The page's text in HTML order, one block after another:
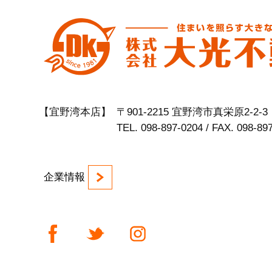
【宜野湾本店】
〒901-2215 宜野湾市真栄原2-2-3
TEL. 098-897-0204 / FAX. 098-
企業情報